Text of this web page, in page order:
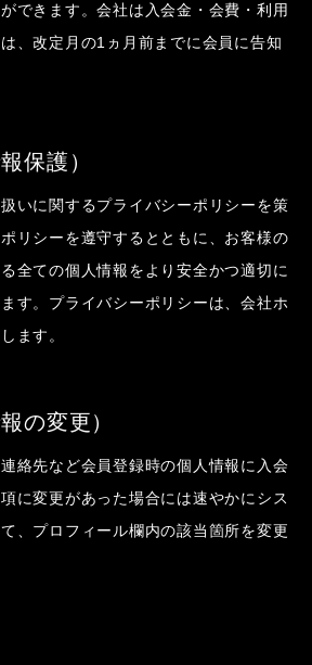
できます。会社は入会金・会費・利用
、改定月の1ヵ月前までに会員に告知
保護）
いに関するプライバシーポリシーを策
リシーを遵守するとともに、お客様の
全ての個人情報をより安全かつ適切に
す。プライバシーポリシーは、会社ホ
ます。
の変更）
絡先など会員登録時の個人情報に入会
に変更があった場合には速やかにシス
、プロフィール欄内の該当箇所を変更